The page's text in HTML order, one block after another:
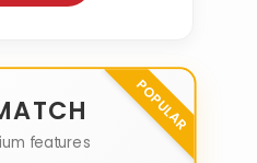
POPULAR
features